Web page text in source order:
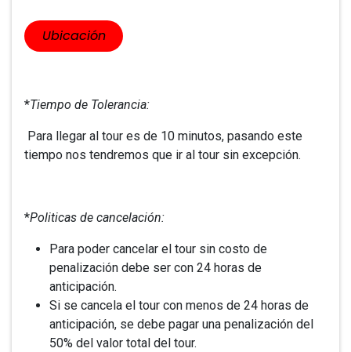
​​Ubicación
*Tiempo de Tolerancia:
Para llegar al tour es de 10 minutos, pasando este
tiempo nos tendremos que ir al tour sin excepción.
*Politicas de cancelación:
Para poder cancelar el tour sin costo de
penalización debe ser con 24 horas de
anticipación.
Si se cancela el tour con menos de 24 horas de
anticipación, se debe pagar una penalización del
50% del valor total del tour.